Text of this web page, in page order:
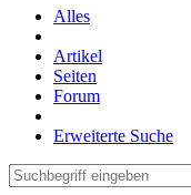
Alles
Artikel
Seiten
Forum
Erweiterte Suche